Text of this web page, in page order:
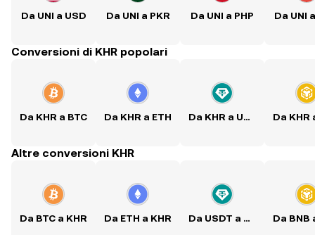
Da UNI a USD Da UNI a PKR Da UNI a PHP Da UNI
Conversioni di KHR popolari
Da KHR a BTC Da KHR a ETH Da KHR a USDT
Altre conversioni KHR
Da BTC a KHR Da ETH a KHR Da USDT a KHR